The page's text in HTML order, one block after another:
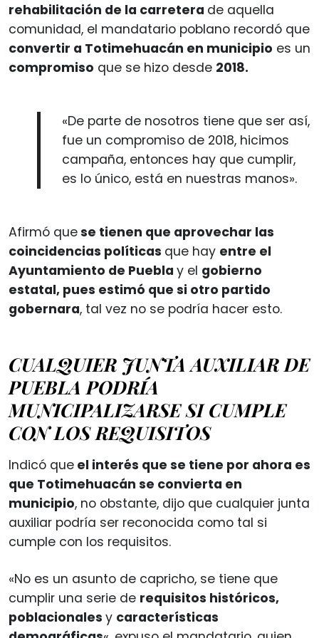
rehabilitación de la carretera de aquella
comunidad, el mandatario poblano recordó que
convertir a Totimehuacán en municipio es un
compromiso que se hizo desde 2018.
«De parte de nosotros tiene que ser así,
fue un compromiso de 2018, hicimos
campaña, entonces hay que cumplir,
es lo único, está en nuestras manos».
Afirmó quese tienen que aprovechar las
coincidencias políticas que hay entre el
Ayuntamiento de Puebla y el gobierno
estatal, pues estimó que si otro partido
gobernara, tal vez no se podría hacer esto.
CUALQUIER JUNTA AUXILIAR DE
PUEBLA PODRÍA
MUNICIPALIZARSE SI CUMPLE
CON LOS REQUISITOS
Indicó que el interés que se tiene por ahora es
que Totimehuacán se convierta en
municipio, no obstante, dijo que cualquier junta
auxiliar podría ser reconocida como tal si
cumple con los requisitos.
«No es un asunto de capricho, se tiene que
cumplir una serie de requisitos históricos,
poblacionales y características